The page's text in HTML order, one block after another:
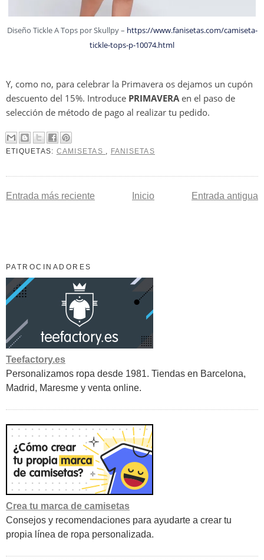
Diseño Tickle A Tops por Skullpy – https://www.fanisetas.com/camiseta-
tickle-tops-p-10074.html
Y, como no, para celebrar la Primavera os dejamos un cupón
descuento del 15%. Introduce PRIMAVERA en el paso de
selección de método de pago al realizar tu pedido.
ETIQUETAS: CAMISETAS , FANISETAS
Entrada más reciente Entrada antigua
Inicio
PATROCINADORES
Teefactory.es
Personalizamos ropa desde 1981. Tiendas en Barcelona,
Madrid, Maresme y venta online.
Crea tu marca de camisetas
Consejos y recomendaciones para ayudarte a crear tu
propia línea de ropa personalizada.